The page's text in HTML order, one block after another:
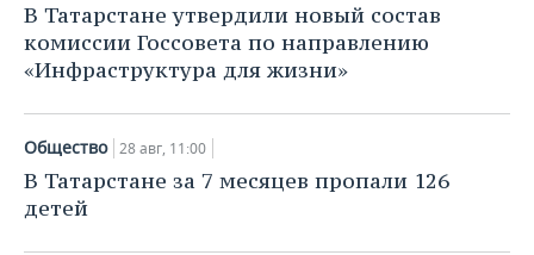
В Татарстане утвердили новый состав
комиссии Госсовета по направлению
«Инфраструктура для жизни»
Общество 28 авг, 11:00
В Татарстане за 7 месяцев пропали 126
детей